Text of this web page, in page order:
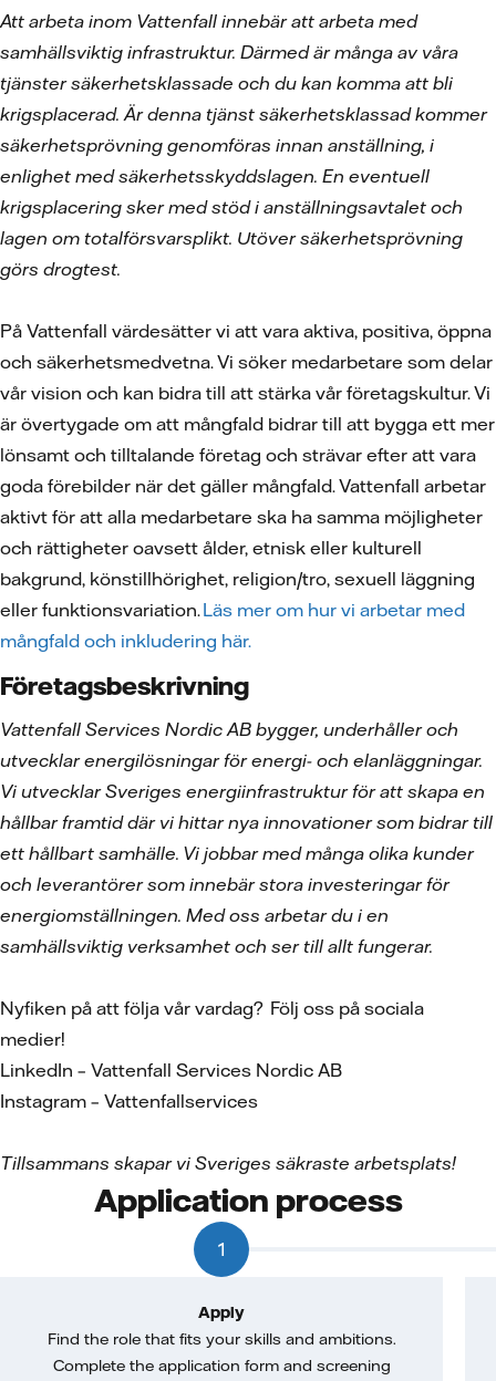
Att arbeta inom Vattenfall innebär att arbeta med
samhällsviktig infrastruktur. Därmed är många av våra
tjänster säkerhetsklassade och du kan komma att bli
krigsplacerad. Är denna tjänst säkerhetsklassad kommer
säkerhetsprövning genomföras innan anställning, i
enlighet med säkerhetsskyddslagen. En eventuell
krigsplacering sker med stöd i anställningsavtalet och
lagen om totalförsvarsplikt. Utöver säkerhetsprövning
görs drogtest.
På Vattenfall värdesätter vi att vara aktiva, positiva, öppna
och säkerhetsmedvetna. Vi söker medarbetare som delar
vår vision och kan bidra till att stärka vår företagskultur. Vi
är övertygade om att mångfald bidrar till att bygga ett mer
lönsamt och tilltalande företag och strävar efter att vara
goda förebilder när det gäller mångfald. Vattenfall arbetar
aktivt för att alla medarbetare ska ha samma möjligheter
och rättigheter oavsett ålder, etnisk eller kulturell
bakgrund, könstillhörighet, religion/tro, sexuell läggning
eller funktionsvariation.Läs mer om hur vi arbetar med
mångfald och inkludering här.
Företagsbeskrivning
Vattenfall Services Nordic AB bygger, underhåller och
utvecklar energilösningar för energi- och elanläggningar.
Vi utvecklar Sveriges energiinfrastruktur för att skapa en
hållbar framtid där vi hittar nya innovationer som bidrar till
ett hållbart samhälle. Vi jobbar med många olika kunder
och leverantörer som innebär stora investeringar för
energiomställningen. Med oss arbetar du i en
samhällsviktig verksamhet och ser till allt fungerar.
Nyfiken på att följa vår vardag? Följ oss på sociala
medier!
LinkedIn – Vattenfall Services Nordic AB
Instagram – Vattenfallservices
Tillsammans skapar vi Sveriges säkraste arbetsplats!
Application process
1
Apply
Find the role that fits your skills and ambitions.
Complete the application form and screening